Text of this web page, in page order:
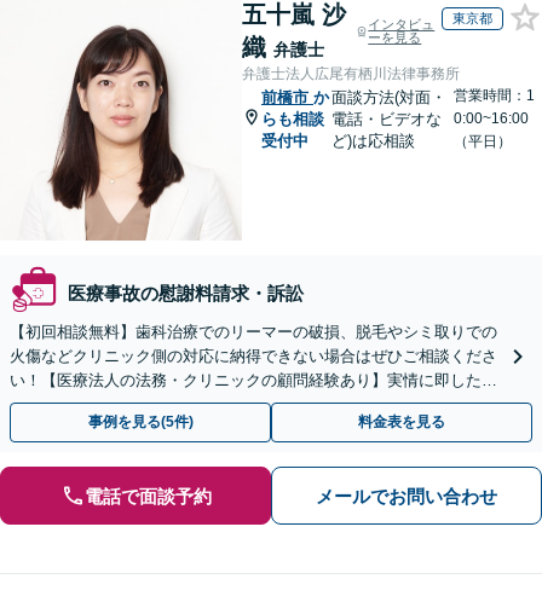
五十嵐 沙
織 弁護士
インタビュ
ーを見る
東京都
弁護士法人広尾有栖川法律事務所
前橋市 か
らも相談
受付中
面談方法(対面・
電話・ビデオな
ど)は応相談
営業時間：1
0:00~16:00
（平日）
医療事故の慰謝料請求・訴訟
【初回相談無料】歯科治療でのリーマーの破損、脱毛やシミ取りでの
火傷などクリニック側の対応に納得できない場合はぜひご相談くださ
い！【医療法人の法務・クリニックの顧問経験あり】実情に即したア
ドバイスで、納得のできるトラブルの解決を目指します。
事例を見る(5件) 料金表を見る
電話で面談予約 メールでお問い合わせ